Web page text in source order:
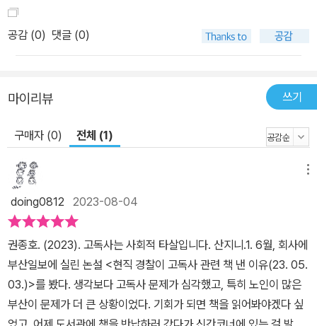
공감 (0) 댓글 (0)
마이리뷰 쓰기
구매자 (0) 전체 (1)
doing0812 2023-08-04
권종호. (2023). 고독사는 사회적 타살입니다. 산지니.1. 6월, 회사에
부산일보에 실린 논설 <현직 경찰이 고독사 관련 책 낸 이유(23. 05.
03.)>를 봤다. 생각보다 고독사 문제가 심각했고, 특히 노인이 많은
부산이 문제가 더 큰 상황이었다. 기회가 되면 책을 읽어봐야겠다 싶